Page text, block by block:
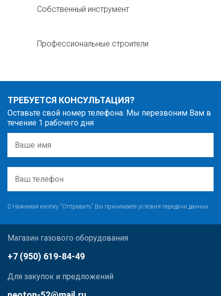
Собственный инструмент
Профессиональные строители
ТРЕБУЕТСЯ КОНСУЛЬТАЦИЯ?
Оставьте свой номер телефона. Мы перезвоним Вам в
течение 1 рабочего дня
Нажимая кнопку "Отправить" Вы принимаете условия передачи данных.
Магазин газового оборудования
+7 (950) 619-84-49
Для закупок и предложений